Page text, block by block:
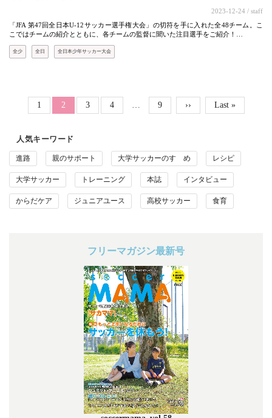
2023-12-24 / staff
「JFA 第47回全日本U-12サッカー選手権大会」の切符を手に入れた全48チーム。こ
こではチームの紹介とともに、各チームの監督に聞いた注目選手をご紹介！…
全少 全日 全日本少年サッカー大会
ページ送り
Page
1 カレントページ
2 Page
3 Page
4 Page
9 次ページ
›› 最終ページ
Last »
人気キーワード
進路 親のサポート 大学サッカーのすゝめ レシピ
大学サッカー トレーニング 本誌 インタビュー
からだケア ジュニアユース 高校サッカー 食育
フリーマガジン最新号